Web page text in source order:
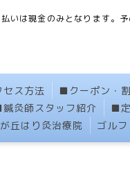
いは現金のみとなります。
ス方法
■クーポン・
灸師スタッフ紹介
■
丘はり灸治療院
ゴル